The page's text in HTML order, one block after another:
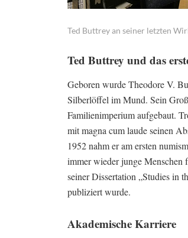
Ted Buttrey an seiner letzten
Ted Buttrey und das
Geboren wurde Theodore V.
Silberlöffel im Mund. Sein
Familienimperium aufgebaut.
mit magna cum laude seinen
1952 nahm er am ersten
immer wieder junge Menschen
seiner Dissertation „Studies in
publiziert wurde.
Akademische Karriere